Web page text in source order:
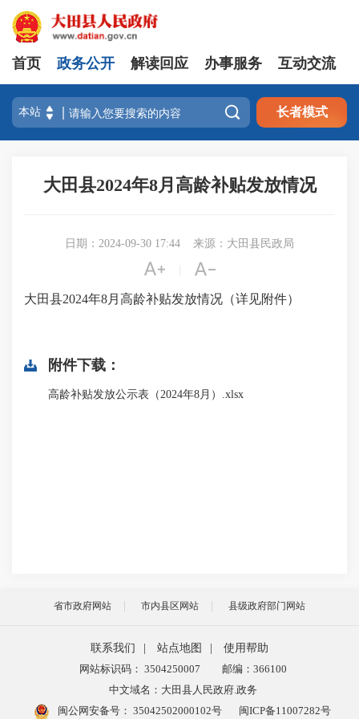
首页 政务公开 解读回应 办事服务 互动交流
 长者模式
大田县2024年8月高龄补贴发放情况
日期：2024-09-30 17:44 来源：大田县民政局
 
大田县2024年8月高龄补贴发放情况（详见附件）
附件下载：
高龄补贴发放公示表（2024年8月）.xlsx
省市政府网站 市内县区网站 县级政府部门网站
联系我们 站点地图
使用帮助
网站标识码： 3504250007
邮编：366100
中文域名：大田县人民政府.政务
闽公网安备号： 35042502000102号 闽ICP备11007282号